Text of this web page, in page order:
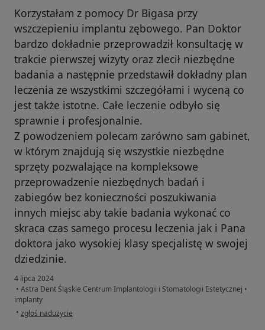
Korzystałam z pomocy Dr Bigasa przy
wszczepieniu implantu zębowego. Pan Doktor
bardzo dokładnie przeprowadził konsultację w
trakcie pierwszej wizyty oraz zlecił niezbędne
badania a następnie przedstawił dokładny plan
leczenia ze wszystkimi szczegółami i wyceną co
jest także istotne. Całe leczenie odbyło się
sprawnie i profesjonalnie.
Z powodzeniem polecam zarówno sam gabinet,
w którym znajdują się wszystkie niezbędne
sprzęty pozwalające na kompleksowe
przeprowadzenie niezbędnych badań i
zabiegów bez konieczności poszukiwania
innych miejsc aby takie badania wykonać co
skraca czas samego procesu leczenia jak i Pana
doktora jako wysokiej klasy specjalistę w swojej
dziedzinie.
4 lipca 2024
• Astra Dent Śląskie Centrum Implantologii i Stomatologii Estetycznej •
implanty
• w opinii użytkownika Renata
zgłoś nadużycie